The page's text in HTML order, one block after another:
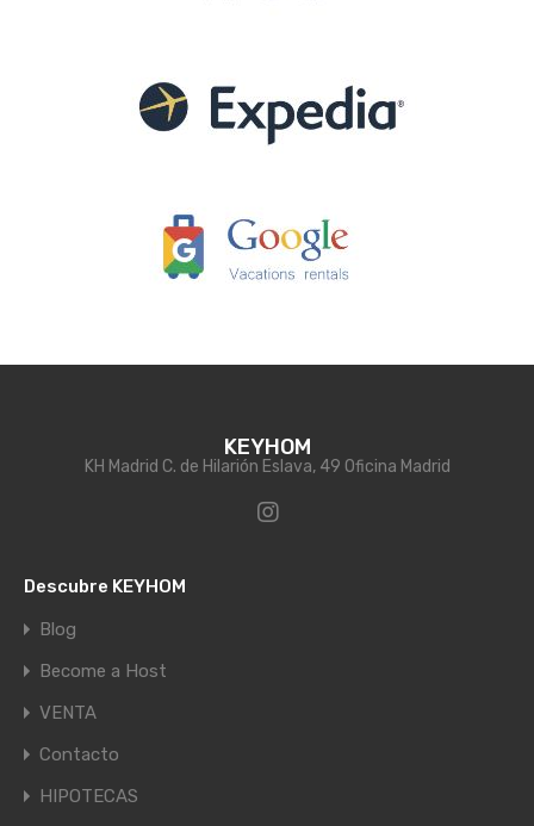
KEYHOM
KH Madrid C. de Hilarión Eslava, 49 Oficina Madrid
Descubre KEYHOM
Blog
Become a Host
VENTA
Contacto
HIPOTECAS